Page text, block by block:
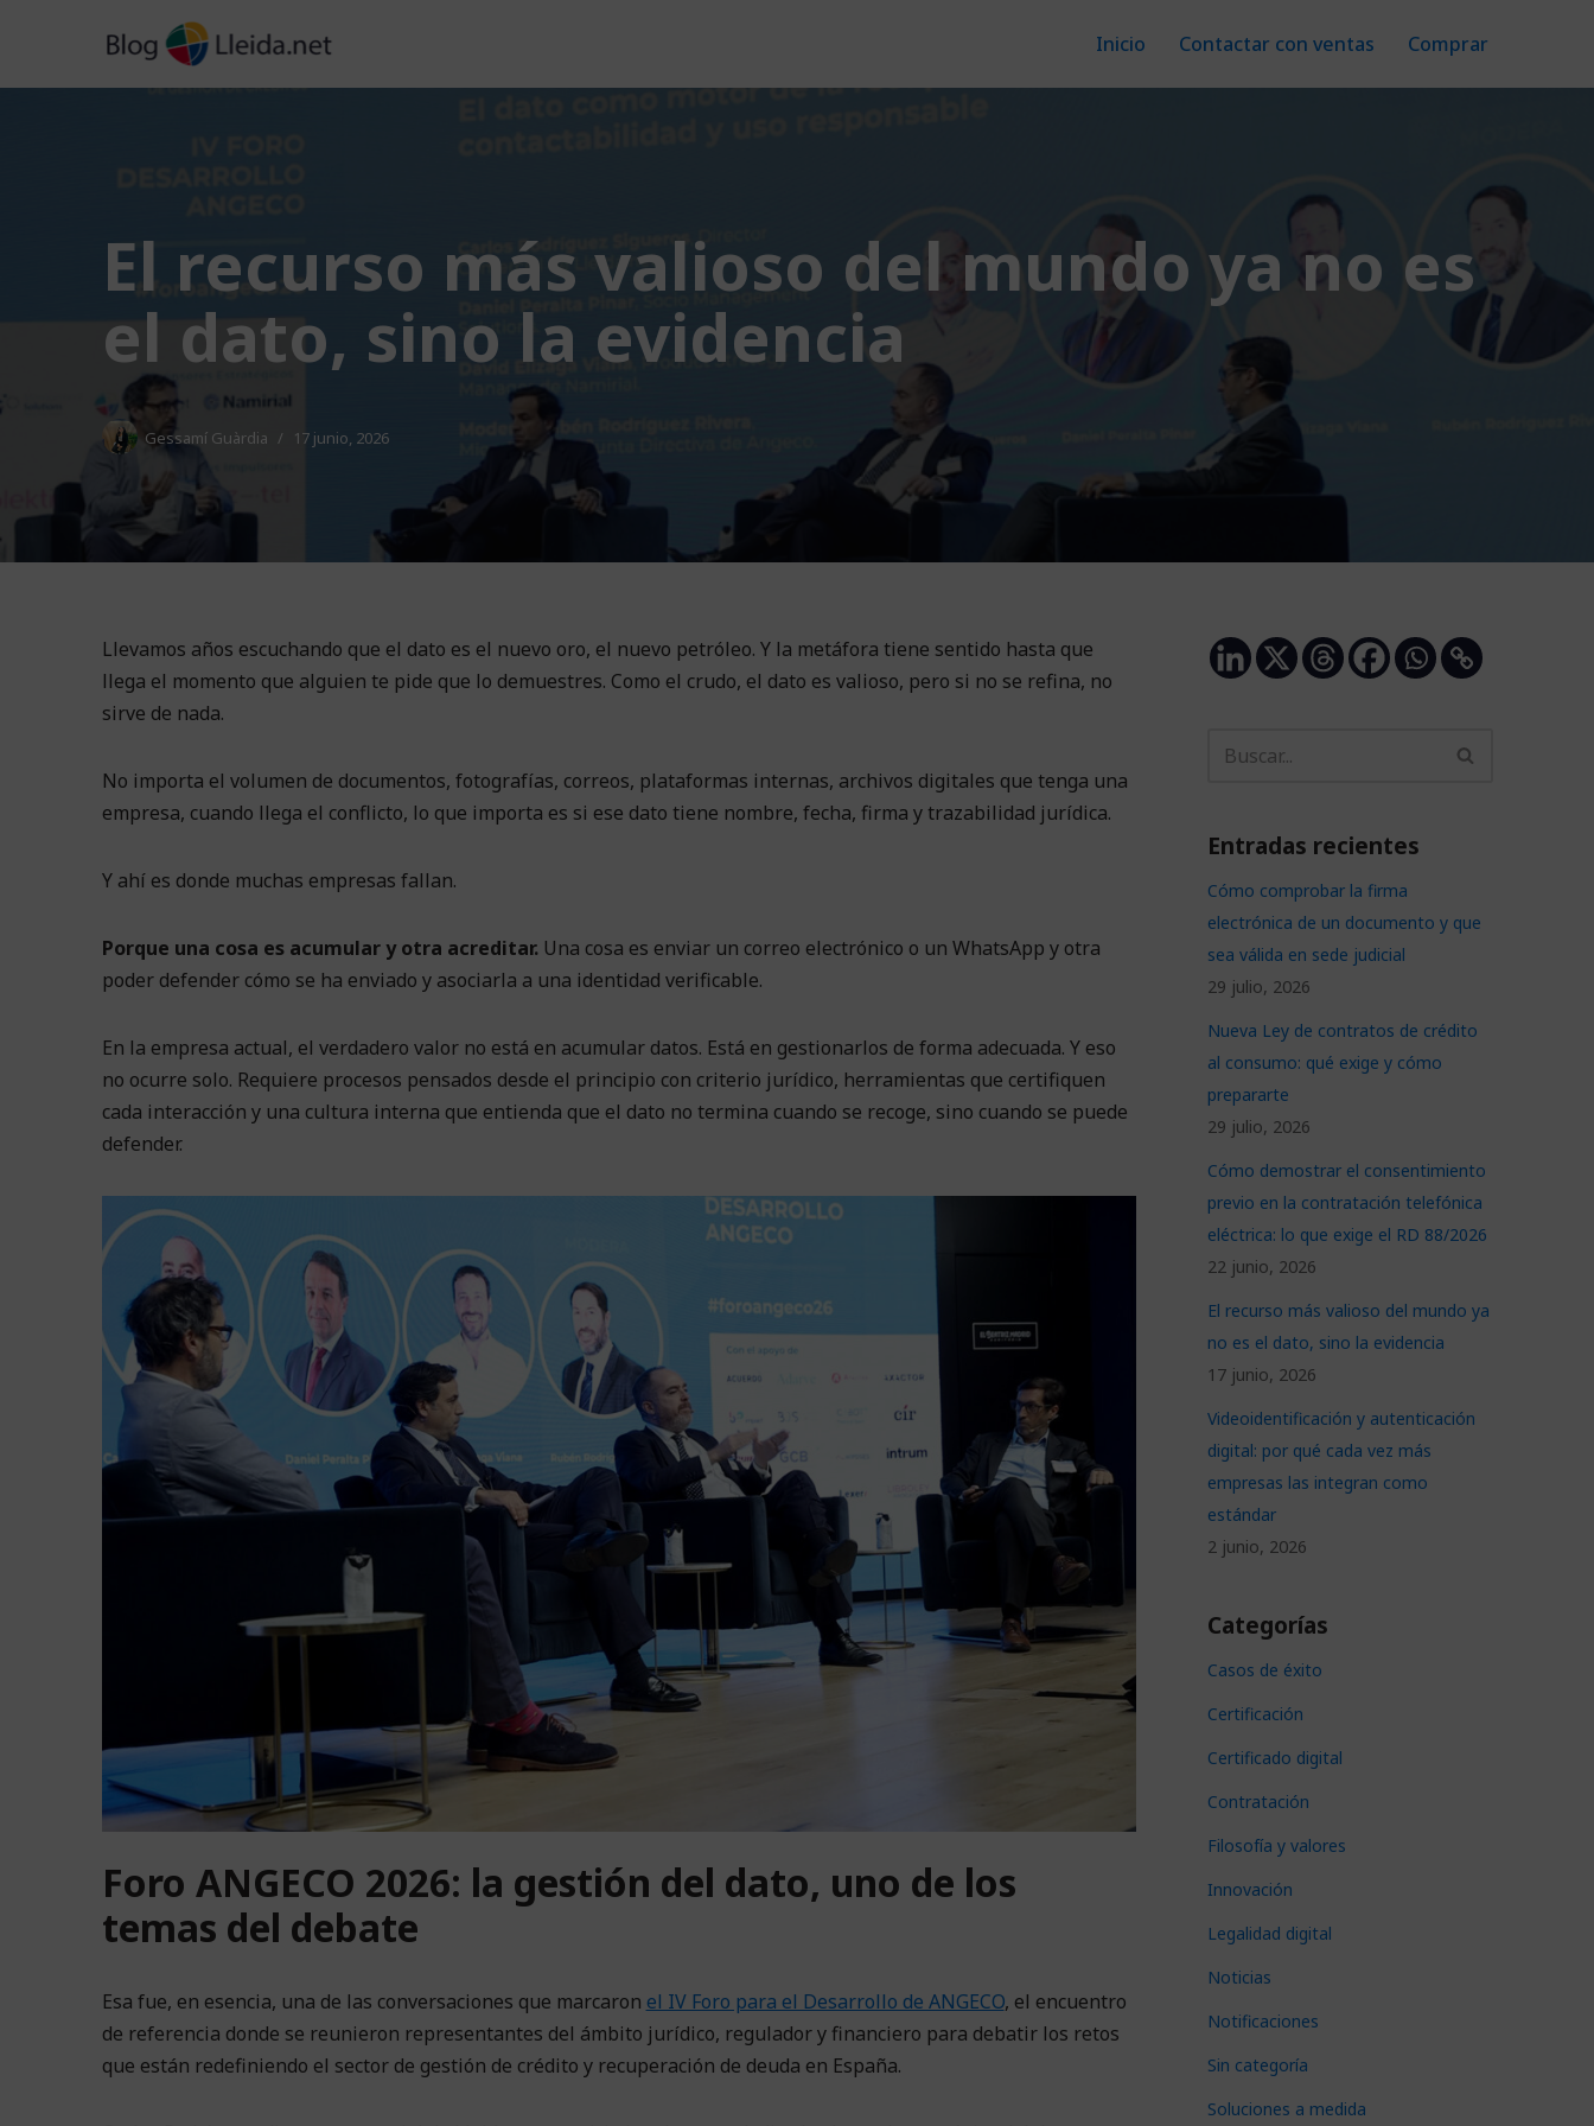
Inicio Contactar con ventas Comprar
El recurso más valioso del mundo ya no es
el dato, sino la evidencia
Gessamí Guàrdia 17 junio, 2026
Llevamos años escuchando que el dato es el nuevo oro, el nuevo petróleo. Y la metáfora tiene sentido hasta que
llega el momento que alguien te pide que lo demuestres. Como el crudo, el dato es valioso, pero si no se refina, no
sirve de nada.
No importa el volumen de documentos, fotografías, correos, plataformas internas, archivos digitales que tenga una
empresa, cuando llega el conflicto, lo que importa es si ese dato tiene nombre, fecha, firma y trazabilidad jurídica.
Y ahí es donde muchas empresas fallan.
Porque una cosa es acumular y otra acreditar.Una cosa es enviar un correo electrónico o un WhatsApp y otra
poder defender cómo se ha enviado y asociarla a una identidad verificable.
En la empresa actual, el verdadero valor no está en acumular datos. Está en gestionarlos de forma adecuada. Y eso
no ocurre solo. Requiere procesos pensados desde el principio con criterio jurídico, herramientas que certifiquen
cada interacción y una cultura interna que entienda que el dato no termina cuando se recoge, sino cuando se puede
defender.
Foro ANGECO 2026: la gestión del dato, uno de los
temas del debate
Esa fue, en esencia, una de las conversaciones que marcaron el IV Foro para el Desarrollo de ANGECO, el encuentro
de referencia donde se reunieron representantes del ámbito jurídico, regulador y financiero para debatir los retos
que están redefiniendo el sector de gestión de crédito y recuperación de deuda en España.
Entradas recientes
Cómo comprobar la firma
electrónica de un documento y que
sea válida en sede judicial
29 julio, 2026
Nueva Ley de contratos de crédito
al consumo: qué exige y cómo
prepararte
29 julio, 2026
Cómo demostrar el consentimiento
previo en la contratación telefónica
eléctrica: lo que exige el RD 88/2026
22 junio, 2026
El recurso más valioso del mundo ya
no es el dato, sino la evidencia
17 junio, 2026
Videoidentificación y autenticación
digital: por qué cada vez más
empresas las integran como
estándar
2 junio, 2026
Categorías
Casos de éxito
Certificación
Certificado digital
Contratación
Filosofía y valores
Innovación
Legalidad digital
Noticias
Notificaciones
Sin categoría
Soluciones a medida